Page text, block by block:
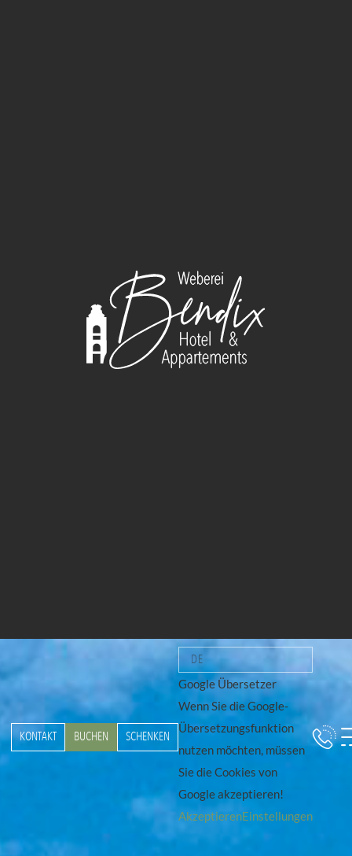
KONTAKT BUCHEN SCHENKEN
DE
Google Übersetzer
Wenn Sie die Google-
Übersetzungsfunktion
nutzen möchten, müssen
Sie die Cookies von
Google akzeptieren!
AkzeptierenEinstellungen